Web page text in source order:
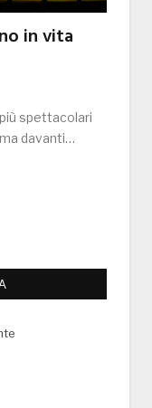
in vita
spettacolari
davanti…